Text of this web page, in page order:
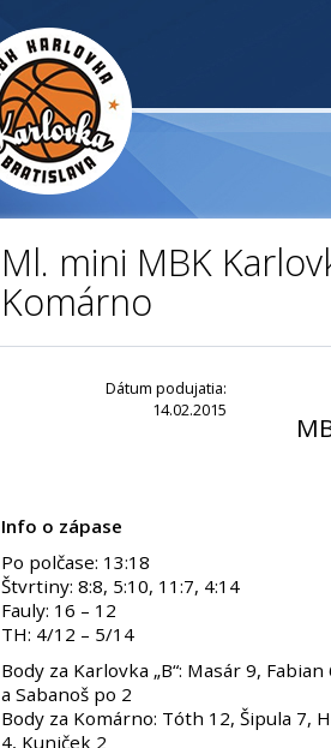
Ml. mini MBK
Komárno
Dátum podujatia:
14.02.2015
Info o zápase
Po polčase: 13:18
Štvrtiny: 8:8, 5:10, 11:7, 4:14
Fauly: 16 – 12
TH: 4/12 – 5/14
Body za Karlovka „B“: Masár 9,
a Sabanoš po 2
Body za Komárno: Tóth 12, Šipula 7,
4, Kuniček 2